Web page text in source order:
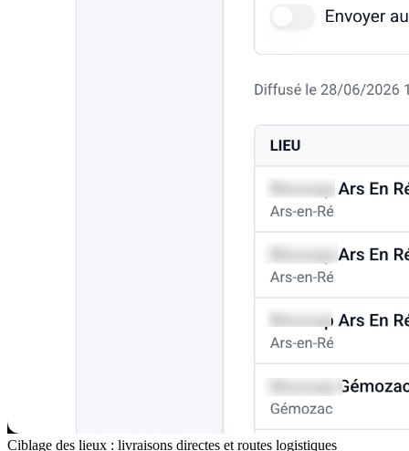
Ciblage des lieux : livraisons directes et routes logistiques